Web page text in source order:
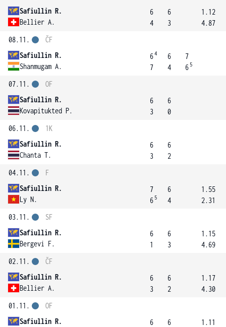
Safiullin R.
Bellier A.
6
4
6
3
1.12
4.87
08.11.
Safiullin R.
Shanmugam A.
ČF
64
7
6
4
7
6 5
07.11.
Safiullin R.
Kovapitukted P.
OF
6
3
6
0
06.11.
Safiullin R.
Chanta T.
1K
6
3
6
2
04.11.
Safiullin R.
Ly N.
F
7
6 5
6
4
1.55
2.31
03.11.
Safiullin R.
Bergevi F.
SF
6
1
6
3
1.15
4.69
02.11.
Safiullin R.
Bellier A.
ČF
6
3
6
2
1.17
4.30
01.11.
Safiullin R.
OF
6
6
1.11